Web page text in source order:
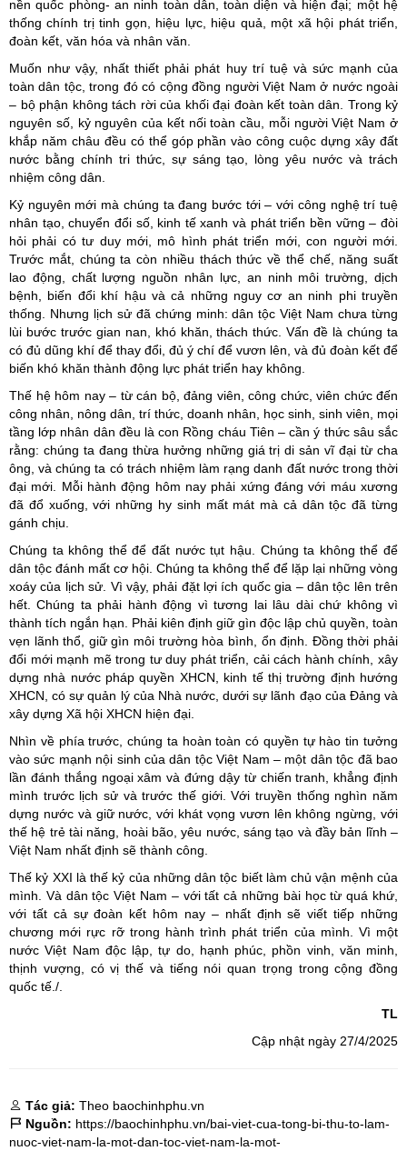
nền quốc phòng- an ninh toàn dân, toàn diện và hiện đại; một hệ
thống chính trị tinh gọn, hiệu lực, hiệu quả, một xã hội phát triển,
đoàn kết, văn hóa và nhân văn.
Muốn như vậy, nhất thiết phải phát huy trí tuệ và sức mạnh của
toàn dân tộc, trong đó có cộng đồng người Việt Nam ở nước ngoài
– bộ phận không tách rời của khối đại đoàn kết toàn dân. Trong kỷ
nguyên số, kỷ nguyên của kết nối toàn cầu, mỗi người Việt Nam ở
khắp năm châu đều có thể góp phần vào công cuộc dựng xây đất
nước bằng chính tri thức, sự sáng tạo, lòng yêu nước và trách
nhiệm công dân.
Kỷ nguyên mới mà chúng ta đang bước tới – với công nghệ trí tuệ
nhân tạo, chuyển đổi số, kinh tế xanh và phát triển bền vững – đòi
hỏi phải có tư duy mới, mô hình phát triển mới, con người mới.
Trước mắt, chúng ta còn nhiều thách thức về thể chế, năng suất
lao động, chất lượng nguồn nhân lực, an ninh môi trường, dịch
bệnh, biến đổi khí hậu và cả những nguy cơ an ninh phi truyền
thống. Nhưng lịch sử đã chứng minh: dân tộc Việt Nam chưa từng
lùi bước trước gian nan, khó khăn, thách thức. Vấn đề là chúng ta
có đủ dũng khí để thay đổi, đủ ý chí để vươn lên, và đủ đoàn kết để
biến khó khăn thành động lực phát triển hay không.
Thế hệ hôm nay – từ cán bộ, đảng viên, công chức, viên chức đến
công nhân, nông dân, trí thức, doanh nhân, học sinh, sinh viên, mọi
tầng lớp nhân dân đều là con Rồng cháu Tiên – cần ý thức sâu sắc
rằng: chúng ta đang thừa hưởng những giá trị di sản vĩ đại từ cha
ông, và chúng ta có trách nhiệm làm rạng danh đất nước trong thời
đại mới. Mỗi hành động hôm nay phải xứng đáng với máu xương
đã đổ xuống, với những hy sinh mất mát mà cả dân tộc đã từng
gánh chịu.
Chúng ta không thể để đất nước tụt hậu. Chúng ta không thể để
dân tộc đánh mất cơ hội. Chúng ta không thể để lặp lại những vòng
xoáy của lịch sử. Vì vậy, phải đặt lợi ích quốc gia – dân tộc lên trên
hết. Chúng ta phải hành động vì tương lai lâu dài chứ không vì
thành tích ngắn hạn. Phải kiên định giữ gìn độc lập chủ quyền, toàn
vẹn lãnh thổ, giữ gìn môi trường hòa bình, ổn định. Đồng thời phải
đổi mới mạnh mẽ trong tư duy phát triển, cải cách hành chính, xây
dựng nhà nước pháp quyền XHCN, kinh tế thị trường định hướng
XHCN, có sự quản lý của Nhà nước, dưới sự lãnh đạo của Đảng và
xây dựng Xã hội XHCN hiện đại.
Nhìn về phía trước, chúng ta hoàn toàn có quyền tự hào tin tưởng
vào sức mạnh nội sinh của dân tộc Việt Nam – một dân tộc đã bao
lần đánh thắng ngoại xâm và đứng dậy từ chiến tranh, khẳng định
mình trước lịch sử và trước thế giới. Với truyền thống nghìn năm
dựng nước và giữ nước, với khát vọng vươn lên không ngừng, với
thế hệ trẻ tài năng, hoài bão, yêu nước, sáng tạo và đầy bản lĩnh –
Việt Nam nhất định sẽ thành công.
Thế kỷ XXI là thế kỷ của những dân tộc biết làm chủ vận mệnh của
mình. Và dân tộc Việt Nam – với tất cả những bài học từ quá khứ,
với tất cả sự đoàn kết hôm nay – nhất định sẽ viết tiếp những
chương mới rực rỡ trong hành trình phát triển của mình. Vì một
nước Việt Nam độc lập, tự do, hạnh phúc, phồn vinh, văn minh,
thịnh vượng, có vị thế và tiếng nói quan trọng trong cộng đồng
quốc tế./.
TL
Cập nhật ngày 27/4/2025
Tác giả: Theo baochinhphu.vn
Nguồn: https://baochinhphu.vn/bai-viet-cua-tong-bi-thu-to-lam-
nuoc-viet-nam-la-mot-dan-toc-viet-nam-la-mot-